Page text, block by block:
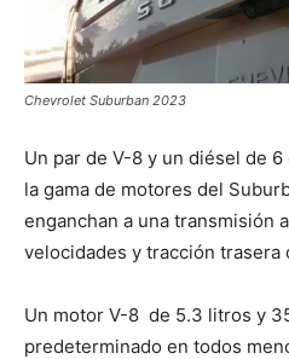
Chevrolet Suburban 2023
Un par de V-8 y un diésel de
la gama de motores del
enganchan a una transmisión
velocidades y tracción trasera
Un motor V-8 de 5.3 litros y
predeterminado en todos